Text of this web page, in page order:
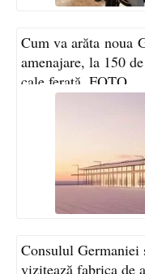
Cum va arăta noua
amenajare, la 150
cale ferată. FOTO
Consulul
vizitează fabrica de